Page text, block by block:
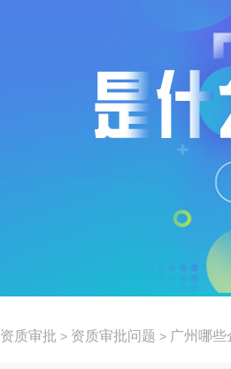
资质审批 > 资质审批问题 > 广州哪